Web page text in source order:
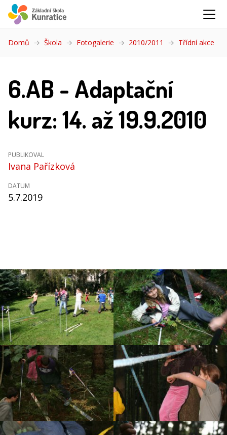
Domů Škola Fotogalerie 2010/2011 Třídní akce
6.AB - Adaptační
kurz: 14. až 19.9.2010
PUBLIKOVAL
Ivana Pařízková
DATUM
5.7.2019